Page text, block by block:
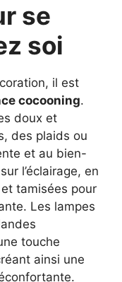
se
soi
il est
cocooning.
doux et
des plaids ou
et au bien-
l’éclairage, en
tamisées pour
Les lampes
touche
ainsi une